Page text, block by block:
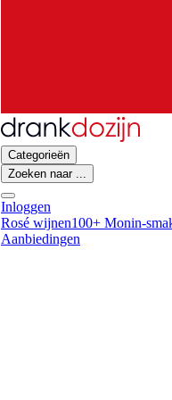
Categorieën
Zoeken naar ...
Inloggen
Rosé wijnen100+ Monin-
Aanbiedingen